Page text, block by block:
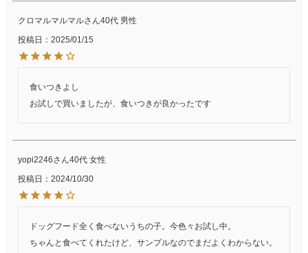
クロマルマルマル 40代 男性
投稿日
2025/01/15
食いつきよし
お試しで買いましたが、食いつきが良かったです
yopi2246 40代 女性
投稿日
2024/10/30
ドッグフード全く食べないうちの子。今色々お試し中。
ちゃんと食べてくれたけど、サンプルなのでまだよくわからない。